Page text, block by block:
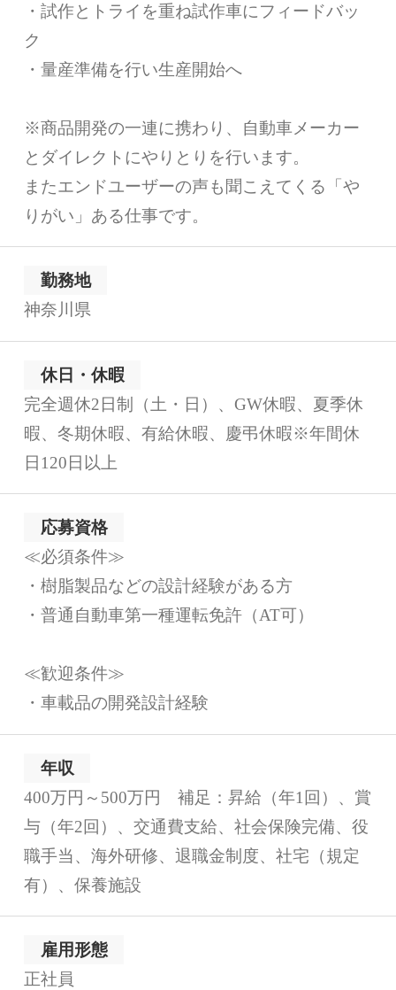
・試作とトライを重ね試作車にフィードバッ
ク
・量産準備を行い生産開始へ
※商品開発の一連に携わり、自動車メーカー
とダイレクトにやりとりを行います。
またエンドユーザーの声も聞こえてくる「や
りがい」ある仕事です。
勤務地
神奈川県
休日・休暇
完全週休2日制（土・日）、GW休暇、夏季休
暇、冬期休暇、有給休暇、慶弔休暇※年間休
日120日以上
応募資格
≪必須条件≫
・樹脂製品などの設計経験がある方
・普通自動車第一種運転免許（AT可）
≪歓迎条件≫
・車載品の開発設計経験
年収
400万円～500万円 補足：昇給（年1回）、賞
与（年2回）、交通費支給、社会保険完備、役
職手当、海外研修、退職金制度、社宅（規定
有）、保養施設
雇用形態
正社員